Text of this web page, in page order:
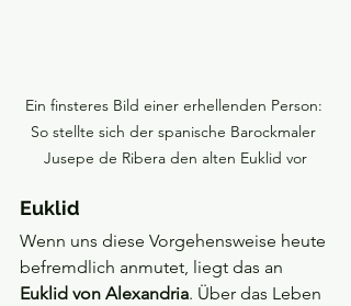
Ein finsteres Bild einer erhellenden Person:
So stellte sich der spanische Barockmaler
Jusepe de Ribera den alten Euklid vor
Euklid
Wenn uns diese Vorgehensweise heute
befremdlich anmutet, liegt das an
Euklid von Alexandria. Über das Leben